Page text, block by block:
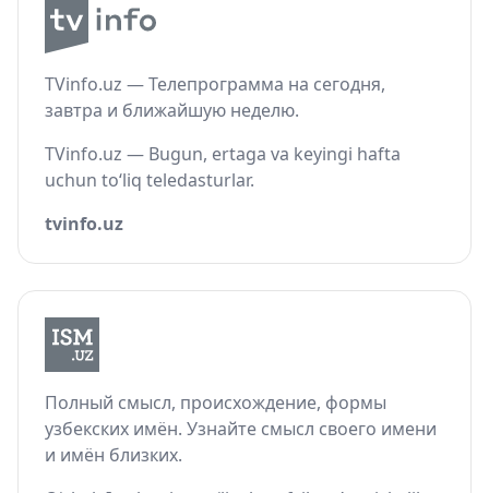
TVinfo.uz — Телепрограмма на сегодня,
завтра и ближайшую неделю.
TVinfo.uz — Bugun, ertaga va keyingi hafta
uchun to‘liq teledasturlar.
tvinfo.uz
Полный смысл, происхождение, формы
узбекских имён. Узнайте смысл своего имени
и имён близких.